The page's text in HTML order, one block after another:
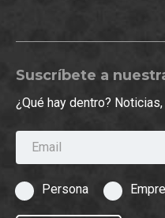
Suscríbete a
¿Qué hay dentro?
Email
Persona